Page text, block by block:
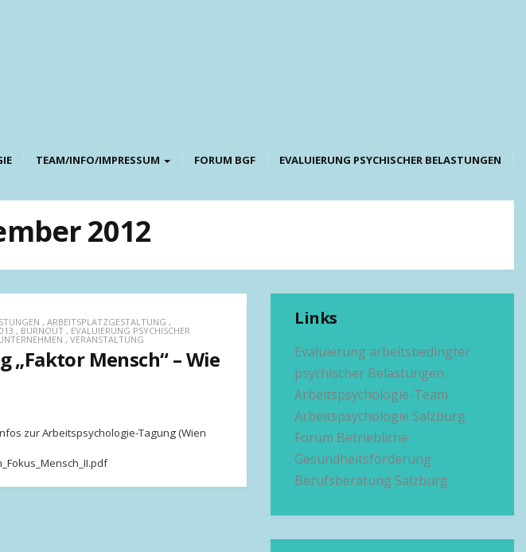
TEAM/INFO/IMPRESSUM FORUM BGF EVALUIERUNG PSYCHISCHER BELASTUNGEN
2012
, ARBEITSPLATZGESTALTUNG ,
, BURNOUT , EVALUIERUNG PSYCHISCHER
, VERANSTALTUNG
Mensch“ – Wie
zur Arbeitspsychologie-Tagung (Wien
Links
Evaluierung arbeitsbedingter
psychischer Belastungen
Arbeitspsychologie-Team
Arbeitspsychologie Salzburg
Forum Betriebliche
Gesundheitsförderung
Berufsberatung Salzburg